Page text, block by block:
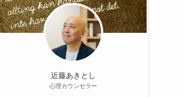
近藤あきとし
心理カウンセラー